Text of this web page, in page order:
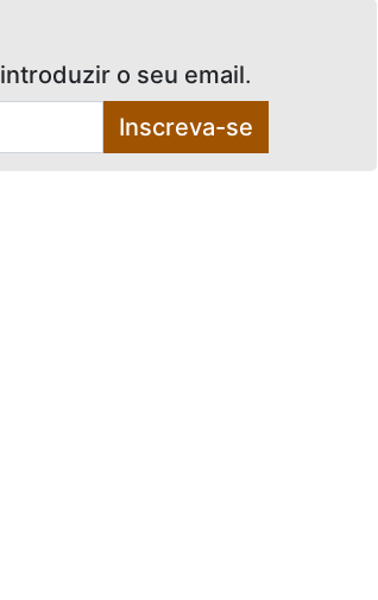
introduzir o seu email.
Inscreva-se